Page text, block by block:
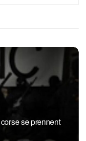
se prennent